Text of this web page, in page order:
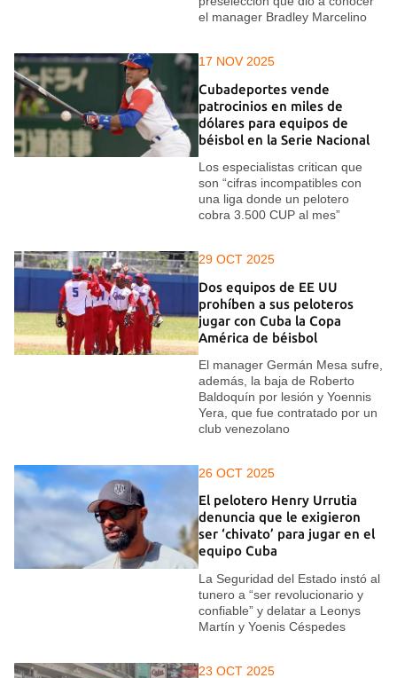
el manager Bradley Marcelino
17 NOV 2025
Cubadeportes vende
patrocinios en miles de
dólares para equipos de
béisbol en la Serie Nacional
Los especialistas critican que
son “cifras incompatibles con
una liga donde un pelotero
cobra 3.500 CUP al mes”
29 OCT 2025
Dos equipos de EE UU
prohíben a sus peloteros
jugar con Cuba la Copa
América de béisbol
El manager Germán Mesa sufre,
además, la baja de Roberto
Baldoquín por lesión y Yoennis
Yera, que fue contratado por un
club venezolano
26 OCT 2025
El pelotero Henry Urrutia
denuncia que le exigieron
ser ‘chivato’ para jugar en el
equipo Cuba
La Seguridad del Estado instó al
tunero a “ser revolucionario y
confiable” y delatar a Leonys
Martín y Yoenis Céspedes
23 OCT 2025